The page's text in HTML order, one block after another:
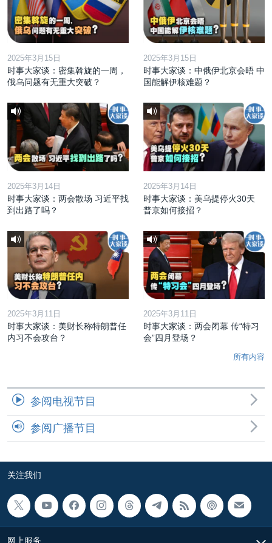
2025年3月15日
时事大家谈：密集斡旋的一周，
俄乌问题有无重大突破？
2025年3月15日
时事大家谈：中俄伊北京会晤 中
国能解伊核难题？
2025年3月14日
时事大家谈：两会散场 习近平找
到出路了吗？
2025年3月14日
时事大家谈：美乌提停火30天
普京如何接招？
2025年3月11日
时事大家谈：美财长称特朗普任
内习不会攻台？
2025年3月11日
时事大家谈：两会闭幕 传“特习
会”四月登场？
所有内容
参阅电视节目
参阅广播节目
关注我们
网上服务